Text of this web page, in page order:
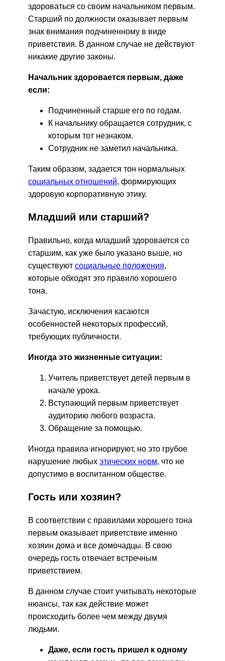
здороваться со своим начальником первым.
Старший по должности оказывает первым
знак внимания подчиненному в виде
приветствия. В данном случае не действуют
никакие другие законы.
Начальник здоровается первым, даже
если:
Подчиненный старше его по годам.
К начальнику обращается сотрудник, с
которым тот незнаком.
Сотрудник не заметил начальника.
Таким образом, задается тон нормальных
социальных отношений, формирующих
здоровую корпоративную этику.
Младший или старший?
Правильно, когда младший здоровается со
старшим, как уже было указано выше, но
существуют социальные положения,
которые обходят это правило хорошего
тона.
Зачастую, исключения касаются
особенностей некоторых профессий,
требующих публичности.
Иногда это жизненные ситуации:
Учитель приветствует детей первым в
начале урока.
Вступающий первым приветствует
аудиторию любого возраста.
Обращение за помощью.
Иногда правила игнорируют, но это грубое
нарушение любых этических норм, что не
допустимо в воспитанном обществе.
Гость или хозяин?
В соответствии с правилами хорошего тона
первым оказывает приветствие именно
хозяин дома и все домочадцы. В свою
очередь гость отвечает встречным
приветствием.
В данном случае стоит учитывать некоторые
нюансы, так как действие может
происходить более чем между двумя
людьми.
Даже, если гость пришел к одному